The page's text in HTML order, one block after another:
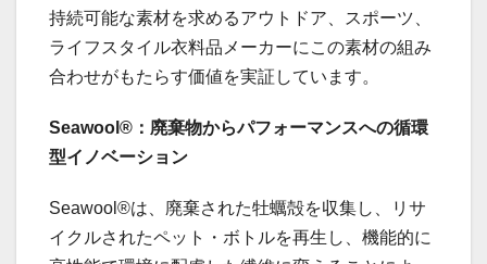
持続可能な素材を求めるアウトドア、スポーツ、
ライフスタイル衣料品メーカーにこの素材の組み
合わせがもたらす価値を実証しています。
Seawool® ：廃棄物からパフォーマンスへの循環
型イノベーション
Seawool®は、廃棄された牡蠣殻を収集し、リサ
イクルされたペット・ボトルを再生し、機能的に